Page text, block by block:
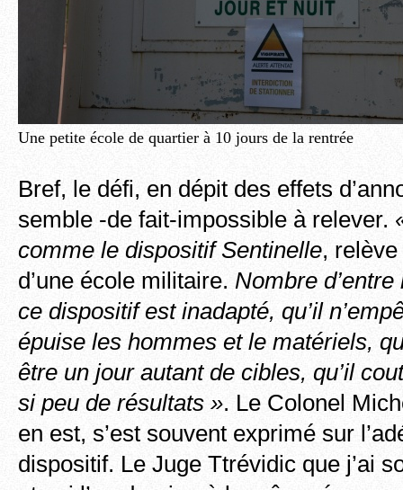
Une petite école de quartier à 10 jours de la rentrée
Bref, le défi, en dépit des effets
semble -de fait-impossible à relever.
comme le dispositif Sentinelle,
d’une école militaire. Nombre
ce dispositif est inadapté, qu’il
épuise les hommes et le matériels,
être un jour autant de cibles, qu’il
si peu de résultats ». Le Colonel
en est, s’est souvent exprimé sur
dispositif. Le Juge Ttrévidic que j’ai